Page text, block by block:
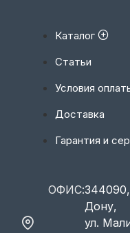
Каталог
Статьи
Условия
Доставка
Гарантия и
ОФИС:
Дону,
ул.